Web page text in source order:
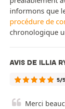
informons que
procédure de
chronologique
AVIS DE ILLIA
5/5
Merci